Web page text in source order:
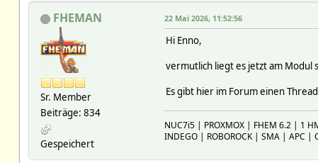
FHEMAN
Sr. Member
Beiträge: 834
Gespeichert
22 Mai 2026, 11:52:56
Hi Enno,
vermutlich liegt es jetzt am Modul
Es gibt hier im Forum einen
NUC7i5 | PROXMOX | FHEM 6.2 | 1
INDEGO | ROBOROCK | SMA | APC |